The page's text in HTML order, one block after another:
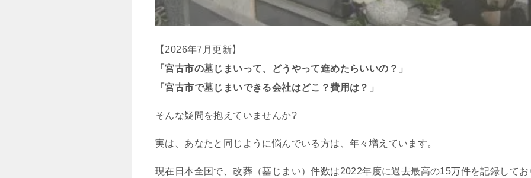
【2026年7月更新】
「宮古市の墓じまいって、どうやって進めたらいいの？」
「宮古市で墓じまいできる会社はどこ？費用は？」
そんな疑問を抱えていませんか?
実は、あなたと同じように悩んでいる方は、年々増えています。
現在日本全国で、改葬（墓じまい）件数は2022年度に過去最高の15万件を記録してお